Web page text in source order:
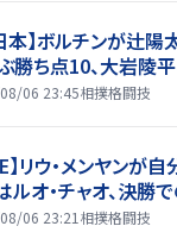
本】ボルチンが辻陽
勝ち点10、大岩陵
06 23:45相撲格闘技
】リウ・メンヤンが
ルオ・チャオ、決勝
06 23:21 相撲格闘技